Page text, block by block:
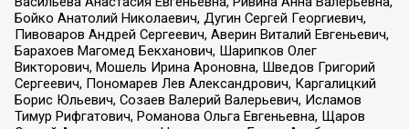
Бойко Анатолий Николаевич, Дугин Сергей Георгиевич,
Пивоваров Андрей Сергеевич, Аверин Виталий Евгеньевич,
Барахоев Магомед Бекханович, Шарипков Олег
Викторович, Мошель Ирина Ароновна, Шведов Григорий
Сергеевич, Пономарев Лев Александрович, Каргалицкий
Борис Юльевич, Созаев Валерий Валерьевич, Исламов
Тимур Рифгатович, Романова Ольга Евгеньевна, Щаров